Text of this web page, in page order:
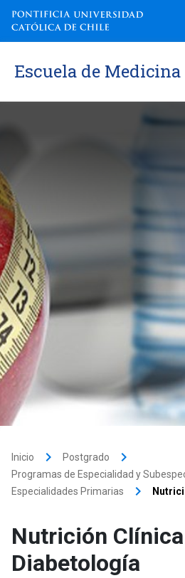
Escuela de Medicina
Inicio keyboard_arrow_right Postgrado keyboard_arrow_right
Programas de Especialidad y
Especialidades Primarias keyboard_arrow_right
Nutrición
Diabetología